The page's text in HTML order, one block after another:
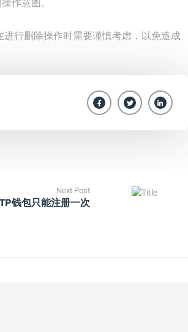
作意图。
行删除操作时需要谨慎考虑，以免造成
Next Post
TP钱包只能注册一次